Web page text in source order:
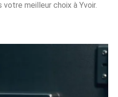
votre meilleur choix à Yvoir.